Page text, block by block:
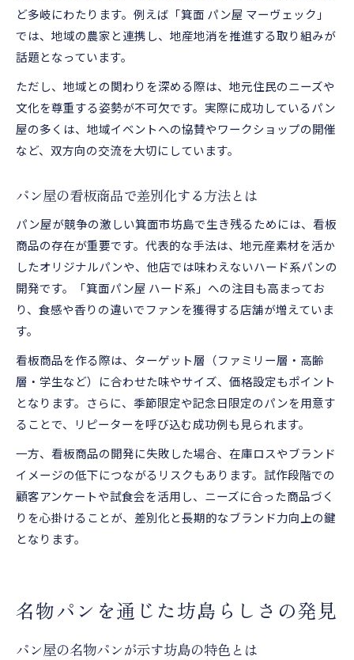
ど多岐にわたります。例えば「箕面 パン屋 マーヴェック」
では、地域の農家と連携し、地産地消を推進する取り組みが
話題となっています。
ただし、地域との関わりを深める際は、地元住民のニーズや
文化を尊重する姿勢が不可欠です。実際に成功しているパン
屋の多くは、地域イベントへの協賛やワークショップの開催
など、双方向の交流を大切にしています。
パン屋の看板商品で差別化する方法とは
パン屋が競争の激しい箕面市坊島で生き残るためには、看板
商品の存在が重要です。代表的な手法は、地元産素材を活か
したオリジナルパンや、他店では味わえないハード系パンの
開発です。「箕面パン屋 ハード系」への注目も高まってお
り、食感や香りの違いでファンを獲得する店舗が増えていま
す。
看板商品を作る際は、ターゲット層（ファミリー層・高齢
層・学生など）に合わせた味やサイズ、価格設定もポイント
となります。さらに、季節限定や記念日限定のパンを用意す
ることで、リピーターを呼び込む成功例も見られます。
一方、看板商品の開発に失敗した場合、在庫ロスやブランド
イメージの低下につながるリスクもあります。試作段階での
顧客アンケートや試食会を活用し、ニーズに合った商品づく
りを心掛けることが、差別化と長期的なブランド力向上の鍵
となります。
名物パンを通じた坊島らしさの発見
パン屋の名物パンが示す坊島の特色とは